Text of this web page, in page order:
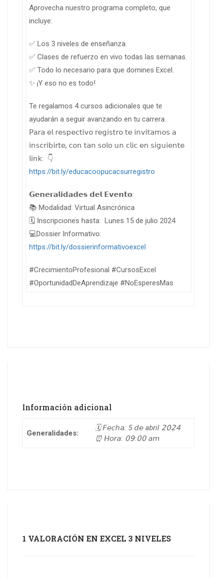
Aprovecha nuestro programa completo, que
incluye:
✅ Los 3 niveles de enseñanza.
✅ Clases de refuerzo en vivo todas las semanas.
✅ Todo lo necesario para que domines Excel.
✨ ¡Y eso no es todo!
Te regalamos 4 cursos adicionales que te
ayudarán a seguir avanzando en tu carrera.
𝖯𝖺𝗋𝖺 𝖾𝗅 𝗋𝖾𝗌𝗉𝖾𝖼𝗍𝗂𝗏𝗈 𝗋𝖾𝗀𝗂𝗌𝗍𝗋𝗈 𝗍𝖾 𝗂𝗇𝗏𝗂𝗍𝖺𝗆𝗈𝗌 𝖺
𝗂𝗇𝗌𝖼𝗋𝗂𝖻𝗂𝗋𝗍𝖾, 𝖼𝗈𝗇 𝗍𝖺𝗇 𝗌𝗈𝗅𝗈 𝗎𝗇 𝖼𝗅𝗂𝖼 𝖾𝗇 𝗌𝗂𝗀𝗎𝗂𝖾𝗇𝗍𝖾
𝗅𝗂𝗇𝗄: 👇
https://bit.ly/educacoopucacsurregistro
𝗚𝗲𝗻𝗲𝗿𝗮𝗹𝗶𝗱𝗮𝗱𝗲𝘀 𝗱𝗲𝗹 𝗘𝘃𝗲𝗻𝘁𝗼:
📚 Modalidad: Virtual Asincrónica
🗓️ Inscripciones hasta: Lunes 15 de julio 2024
💻Dossier Informativo:
https://bit.ly/dossierinformativoexcel
#CrecimientoProfesional #CursosExcel
#OportunidadDeAprendizaje #NoEsperesMas
Información adicional
Generalidades:
🗓 𝘍𝘦𝘤𝘩𝘢: 5 𝘥𝘦 abril 𝟤𝟢𝟤𝟦
⏰ 𝘏𝘰𝘳𝘢: 𝟢𝟫:𝟢𝟢 𝘢𝘮
1 VALORACIÓN EN EXCEL 3 NIVELES